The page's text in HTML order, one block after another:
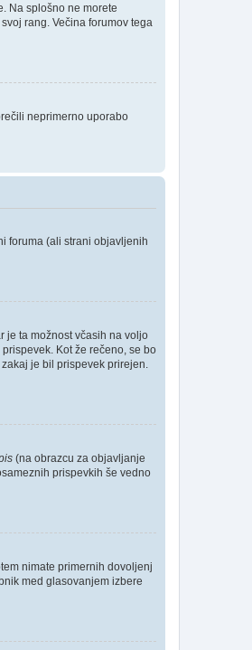
Na splošno ne morete
rang. Večina forumov tega
neprimerno uporabo
foruma (ali strani objavljenih
je ta možnost včasih na voljo
Kot že rečeno, se bo
je bil prispevek prirejen.
(na obrazcu za objavljanje
prispevkih še vedno
nimate primernih dovoljenj
med glasovanjem izbere